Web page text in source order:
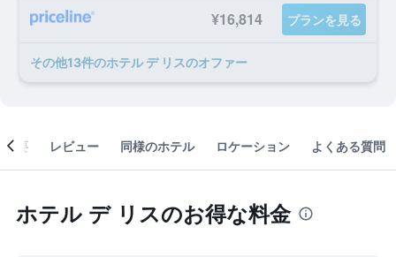
¥16,814 プランを見る
​その他13​件のホテル デ リスのオファー
概要 レビュー 同様のホテル ロケーション よくある質問
ホテル デ リスのお得な料金